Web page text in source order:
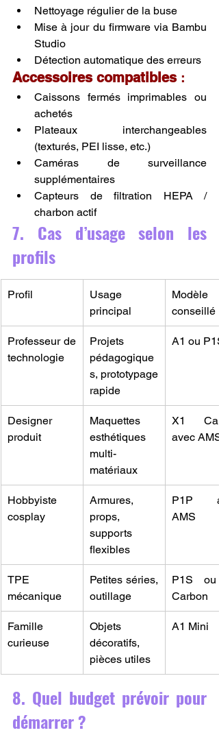
Nettoyage régulier de la buse
Mise à jour du firmware via Bambu
Studio
Détection automatique des erreurs
Accessoires compatibles :
Caissons fermés imprimables ou
achetés
Plateaux interchangeables
(texturés, PEI lisse, etc.)
Caméras de surveillance
supplémentaires
Capteurs de filtration HEPA /
charbon actif
7. Cas d’usage selon les
profils
Profil
Usage
principal
Modèle
conseillé
Professeur de
technologie
Projets
pédagogique
s, prototypage
rapide
A1 ou P1S
Designer
produit
Maquettes
esthétiques
multi-
matériaux
X1
avec AMS
Hobbyiste
cosplay
Armures,
props,
supports
flexibles
P1P
AMS
TPE
mécanique
Petites séries,
outillage
P1S ou
Carbon
Famille
curieuse
Objets
décoratifs,
pièces utiles
A1 Mini
8. Quel budget prévoir pour
démarrer ?